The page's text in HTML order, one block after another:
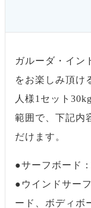
ガルーダ・イン
をお楽しみ頂け
人様1セット
範囲で、下記内
だけます。
●サーフボード
●ウインドサー
ード、ボディボ